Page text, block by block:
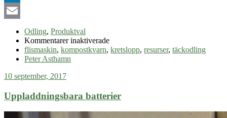
LinkedIn
Odling, Produktval
Kommentarer inaktiveradeför
Kompostkvarn
flismaskin, kompostkvarn, kretslopp, resurser, täckodling
Peter Asthamn
10 september, 2017
Uppladdningsbara batterier